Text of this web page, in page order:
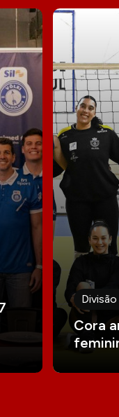
Cora